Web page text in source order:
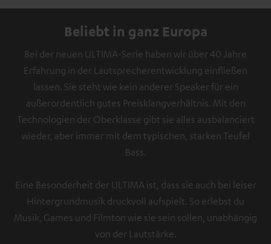
Beliebt in ganz Europa
Bei der neuen ULTIMA-Serie haben wir über 40 Jahre
Erfahrung in der Lautsprecherentwicklung einfließen
lassen. Sie steht wie kein anderer Speaker für ein
außerordentlich gutes Preisklangverhältnis. Mit den
Technologien der Oberklasse gibt sie alles ausbalanciert
wieder, aber immer mit dem typischen, starken Teufel
Bass.
Eine Besonderheit der ULTIMA ist, dass sie auch bei leiser
Hintergrundmusik druckvoll aufspielt. So erlebst du
Musik, Games und Filmton wie sie sein sollen, unabhängig
von der Lautstärke.